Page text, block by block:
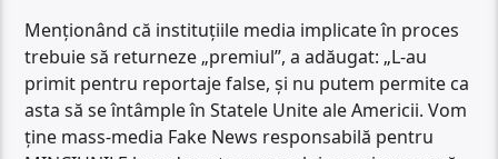
Menționând că instituțiile media implicate în proces
trebuie să returneze „premiul”, a adăugat: „L-au
primit pentru reportaje false, și nu putem permite ca
asta să se întâmple în Statele Unite ale Americii. Vom
ține mass-media Fake News responsabilă pentru